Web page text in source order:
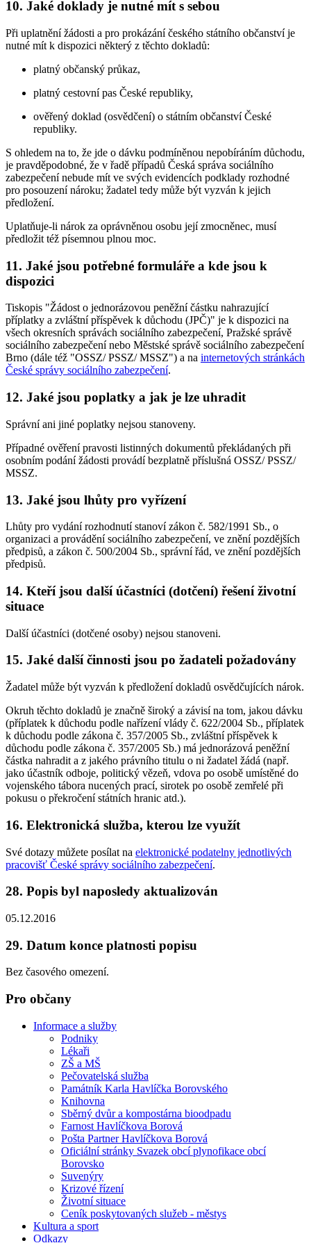
10. Jaké doklady je nutné mít s sebou
Při uplatnění žádosti a pro prokázání českého státního občanství je
nutné mít k dispozici některý z těchto dokladů:
platný občanský průkaz,
platný cestovní pas České republiky,
ověřený doklad (osvědčení) o státním občanství České
republiky.
S ohledem na to, že jde o dávku podmíněnou nepobíráním důchodu,
je pravděpodobné, že v řadě případů Česká správa sociálního
zabezpečení nebude mít ve svých evidencích podklady rozhodné
pro posouzení nároku; žadatel tedy může být vyzván k jejich
předložení.
Uplatňuje-li nárok za oprávněnou osobu její zmocněnec, musí
předložit též písemnou plnou moc.
11. Jaké jsou potřebné formuláře a kde jsou k
dispozici
Tiskopis "Žádost o jednorázovou peněžní částku nahrazující
příplatky a zvláštní příspěvek k důchodu (JPČ)" je k dispozici na
všech okresních správách sociálního zabezpečení, Pražské správě
sociálního zabezpečení nebo Městské správě sociálního zabezpečení
Brno (dále též "OSSZ/ PSSZ/ MSSZ") a na internetových stránkách
České správy sociálního zabezpečení.
12. Jaké jsou poplatky a jak je lze uhradit
Správní ani jiné poplatky nejsou stanoveny.
Případné ověření pravosti listinných dokumentů překládaných při
osobním podání žádosti provádí bezplatně příslušná OSSZ/ PSSZ/
MSSZ.
13. Jaké jsou lhůty pro vyřízení
Lhůty pro vydání rozhodnutí stanoví zákon č. 582/1991 Sb., o
organizaci a provádění sociálního zabezpečení, ve znění pozdějších
předpisů, a zákon č. 500/2004 Sb., správní řád, ve znění pozdějších
předpisů.
14. Kteří jsou další účastníci (dotčení) řešení životní
situace
Další účastníci (dotčené osoby) nejsou stanoveni.
15. Jaké další činnosti jsou po žadateli požadovány
Žadatel může být vyzván k předložení dokladů osvědčujících nárok.
Okruh těchto dokladů je značně široký a závisí na tom, jakou dávku
(příplatek k důchodu podle nařízení vlády č. 622/2004 Sb., příplatek
k důchodu podle zákona č. 357/2005 Sb., zvláštní příspěvek k
důchodu podle zákona č. 357/2005 Sb.) má jednorázová peněžní
částka nahradit a z jakého právního titulu o ni žadatel žádá (např.
jako účastník odboje, politický vězeň, vdova po osobě umístěné do
vojenského tábora nucených prací, sirotek po osobě zemřelé při
pokusu o překročení státních hranic atd.).
16. Elektronická služba, kterou lze využít
Své dotazy můžete posílat na elektronické podatelny jednotlivých
pracovišť České správy sociálního zabezpečení.
28. Popis byl naposledy aktualizován
05.12.2016
29. Datum konce platnosti popisu
Bez časového omezení.
Pro občany
Informace a služby
Podniky
Lékaři
ZŠ a MŠ
Pečovatelská služba
Památník Karla Havlíčka Borovského
Knihovna
Sběrný dvůr a kompostárna bioodpadu
Farnost Havlíčkova Borová
Pošta Partner Havlíčkova Borová
Oficiální stránky Svazek obcí plynofikace obcí
Borovsko
Suvenýry
Krizové řízení
Životní situace
Ceník poskytovaných služeb - městys
Kultura a sport
Odkazy